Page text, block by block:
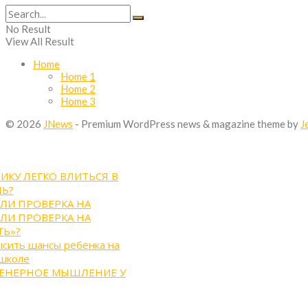
No Result
View All Result
Home
Home 1
Home 2
Home 3
© 2026 JNews - Premium WordPress news & magazine theme by
ЛЕГКО ВЛИТЬСЯ В
ПРОВЕРКА НА
ПРОВЕРКА НА
шансы ребенка на
МЫШЛЕНИЕ У